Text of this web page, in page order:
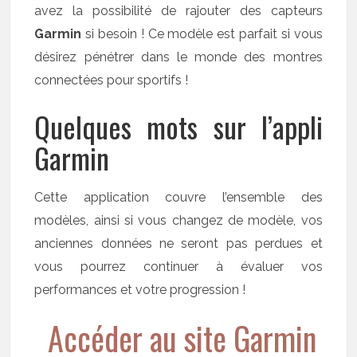
avez la possibilité de rajouter des capteurs
Garmin si besoin ! Ce modèle est parfait si vous
désirez pénétrer dans le monde des montres
connectées pour sportifs !
Quelques mots sur l’appli
Garmin
Cette application couvre l’ensemble des
modèles, ainsi si vous changez de modèle, vos
anciennes données ne seront pas perdues et
vous pourrez continuer à évaluer vos
performances et votre progression !
Accéder au site Garmin